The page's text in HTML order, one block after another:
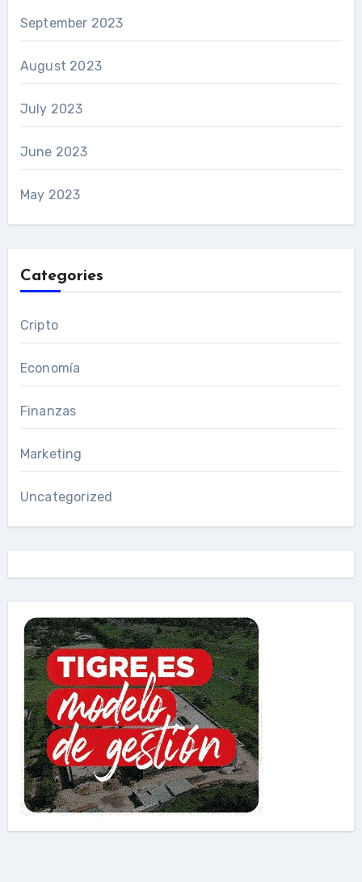
September 2023
August 2023
July 2023
June 2023
May 2023
Categories
Cripto
Economía
Finanzas
Marketing
Uncategorized